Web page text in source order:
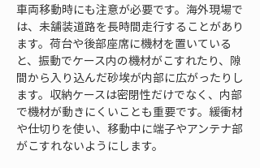
車両移動時にも注意が必要です。海外現場で
は、未舗装道路を長時間走行することがあり
ます。荷台や後部座席に機材を置いている
と、振動でケース内の機材がこすれたり、隙
間から入り込んだ砂埃が内部に広がったりし
ます。収納ケースは密閉性だけでなく、内部
で機材が動きにくいことも重要です。緩衝材
や仕切りを使い、移動中に端子やアンテナ部
がこすれないようにします。